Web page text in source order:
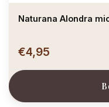
Naturana Alondra
€4,95